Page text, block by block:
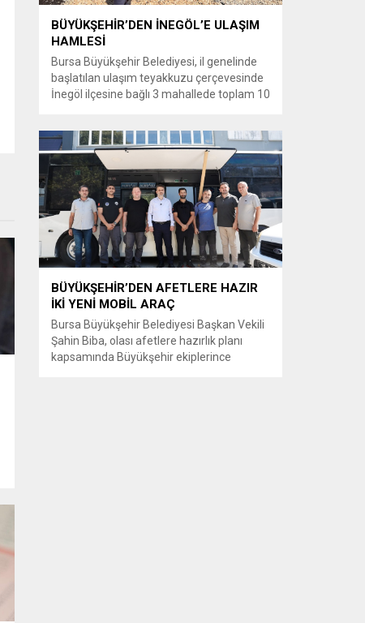
BÜYÜKŞEHİR’DEN İNEGÖL’E ULAŞIM
HAMLESİ
Bursa Büyükşehir Belediyesi, il genelinde
başlatılan ulaşım teyakkuzu çerçevesinde
İnegöl ilçesine bağlı 3 mahallede toplam 10
Biba başkanlığında başlatılan ulaşım
seferberliği kapsamında Bursa Büyükşehir
Belediyesi Ulaşım Dairesi Başkanlığı
koordinasyonuyla 17 ilçede yol yenileme
çalışmalarına hız verildi. Başkan Vekili
Biba’nın göreve...
BÜYÜKŞEHİR’DEN AFETLERE HAZIR
İKİ YENİ MOBİL ARAÇ
Bursa Büyükşehir Belediyesi Başkan Vekili
Şahin Biba, olası afetlere hazırlık planı
kapsamında Büyükşehir ekiplerince